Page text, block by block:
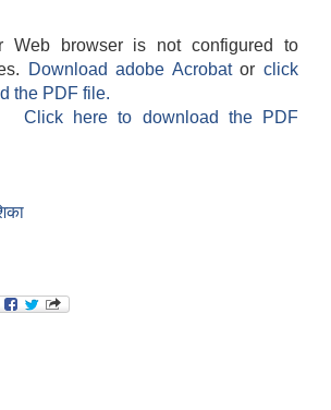
Web browser is not configured to
Download adobe Acrobatorclick
the PDF file.
Click here to download the PDF